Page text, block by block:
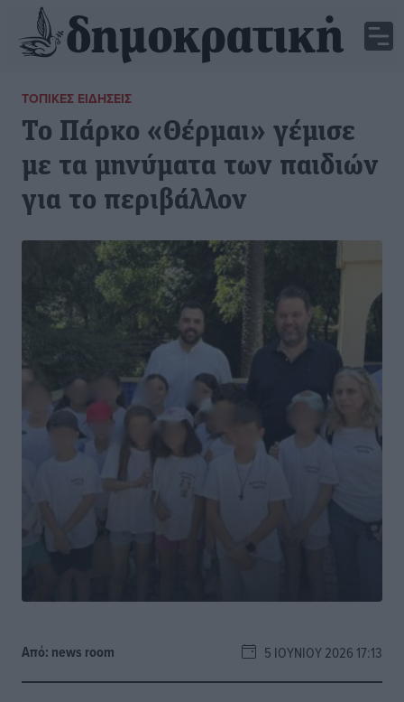
ΤΟΠΙΚΈΣ ΕΙΔΉΣΕΙΣ
Το Πάρκο «Θέρμαι» γέμισε
με τα μηνύματα των παιδιών
για το περιβάλλον
Από: news room 5 ΙΟΥΝΊΟΥ 2026 17:13